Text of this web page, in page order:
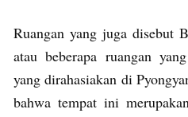
Ruangan yang juga disebut
atau beberapa ruangan
yang dirahasiakan di
bahwa tempat ini